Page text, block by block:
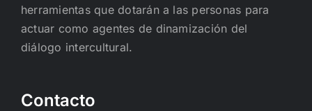
herramientas que dotarán a las personas para
actuar como agentes de dinamización del
diálogo intercultural.
Contacto